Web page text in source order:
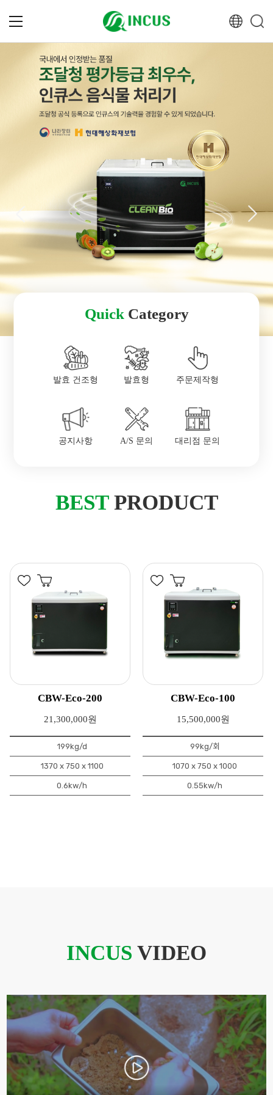
Quick Category
발효 건조형 발효형 주문제작형
공지사항 A/S 문의 대리점 문의
BEST PRODUCT
CBW-Eco-200
21,300,000원
199kg/d
1370 x 750 x 1100
0.6kw/h
CBW-Eco-100
15,500,000원
99kg/회
1070 x 750 x 1000
0.55kw/h
INCUS VIDEO